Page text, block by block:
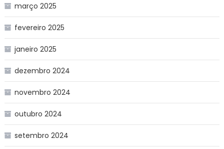
março 2025
fevereiro 2025
janeiro 2025
dezembro 2024
novembro 2024
outubro 2024
setembro 2024